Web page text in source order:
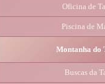
Oficina de
Piscina de
Montanha do
Buscas da